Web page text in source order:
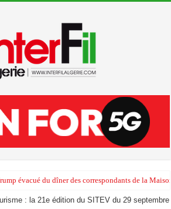
évacué du dîner des correspondants de la
: la 21e édition du SITEV du 29 septembre